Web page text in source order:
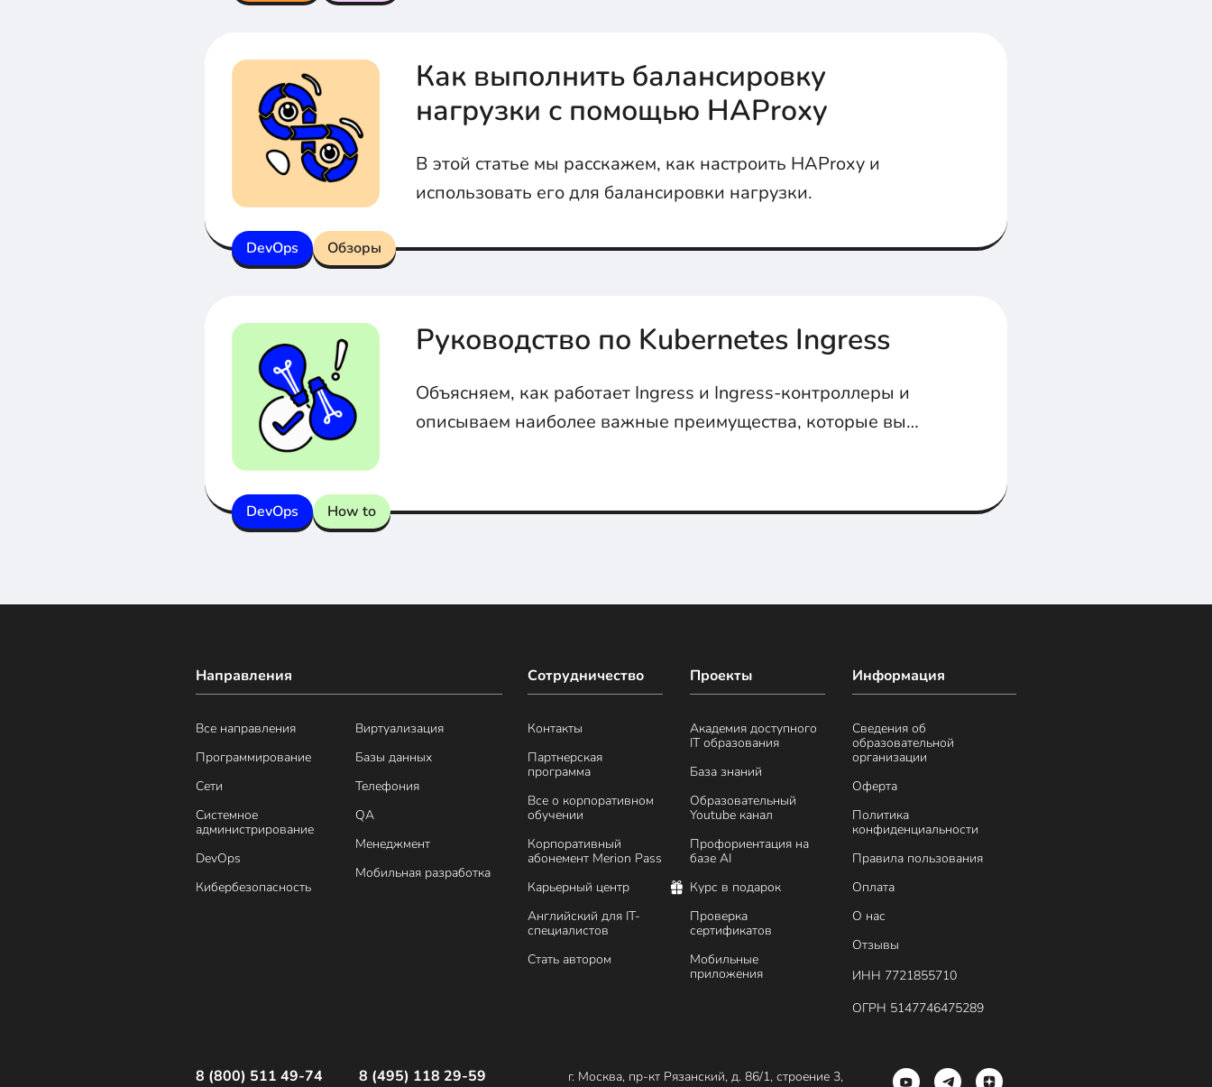
DevOps Обзоры
Как выполнить балансировку
нагрузки с помощью HAProxy
В этой статье мы расскажем, как настроить HAProxy и
использовать его для балансировки нагрузки.
DevOps How to
Руководство по Kubernetes Ingress
Объясняем, как работает Ingress и Ingress-контроллеры и
описываем наиболее важные преимущества, которые вы
Направления
Все направления
Программирование
Сети
Системное
администрирование
DevOps
Кибербезопасность
Виртуализация
Базы данных
Телефония
QA
Менеджмент
Мобильная разработка
Сотрудничество
Контакты
Партнерская
программа
Все о корпоративном
обучении
Корпоративный
абонемент Merion Pass
Карьерный центр
Английский для IT-
специалистов
Стать автором
Проекты
Академия доступного
IT образования
База знаний
Образовательный
Youtube канал
Профориентация на
базе AI
Курс в подарок
Проверка
сертификатов
Мобильные
приложения
Информация
Сведения об
образовательной
организации
Оферта
Политика
конфиденциальности
Правила пользования
Оплата
О нас
Отзывы
ИНН 7721855710
ОГРН 5147746475289
8 (800) 511 49-74 8 (495) 118 29-59
г. Москва, пр-кт Рязанский, д. 86/1, строение 3,